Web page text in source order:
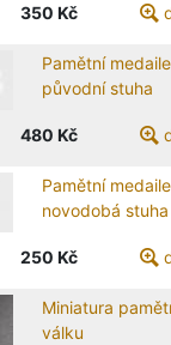
350 Kč
Pamětní
původní stuha
480 Kč
Pamětní
novodobá stuha
250 Kč
Miniatura
válku